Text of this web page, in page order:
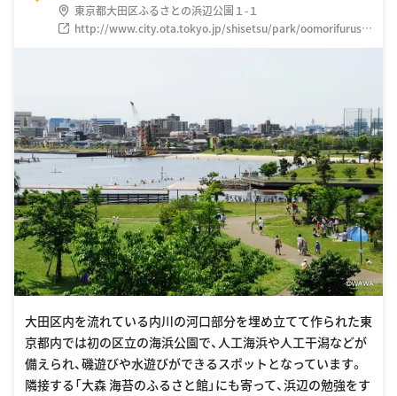
東京都大田区ふるさとの浜辺公園１-１
http://www.city.ota.tokyo.jp/shisetsu/park/oomorifurusat
大田区内を流れている内川の河口部分を埋め立てて作られた東
京都内では初の区立の海浜公園で、人工海浜や人工干潟などが
備えられ、磯遊びや水遊びができるスポットとなっています。
隣接する「大森 海苔のふるさと館」にも寄って、浜辺の勉強をす